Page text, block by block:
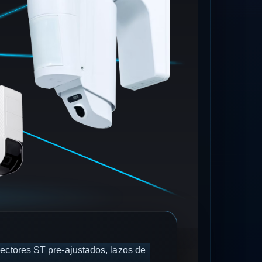
ST pre-ajustados, lazos de